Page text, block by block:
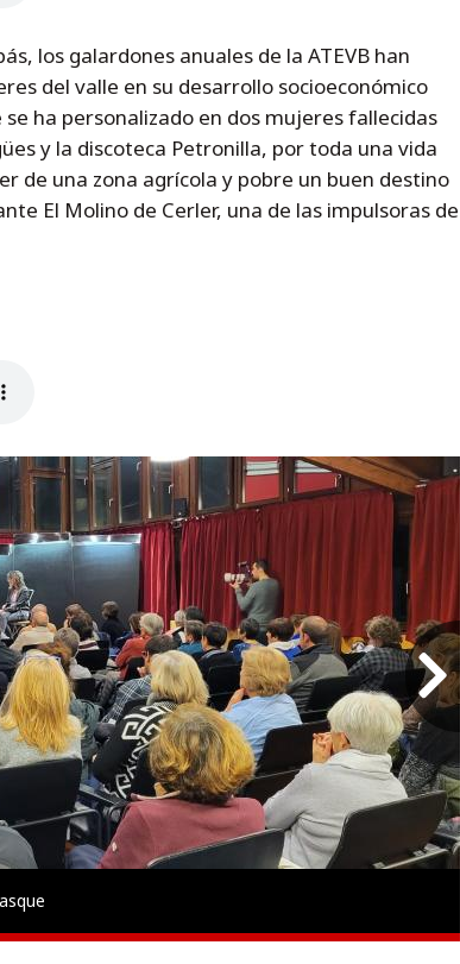
los galardones anuales de la ATEVB han
del valle en su desarrollo socioeconómico
ha personalizado en dos mujeres fallecidas
y la discoteca Petronilla, por toda una vida
de una zona agrícola y pobre un buen destino
El Molino de Cerler, una de las impulsoras de